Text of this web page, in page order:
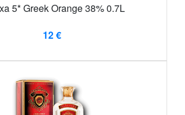
5* Greek Orange 38% 0.7L
12 €